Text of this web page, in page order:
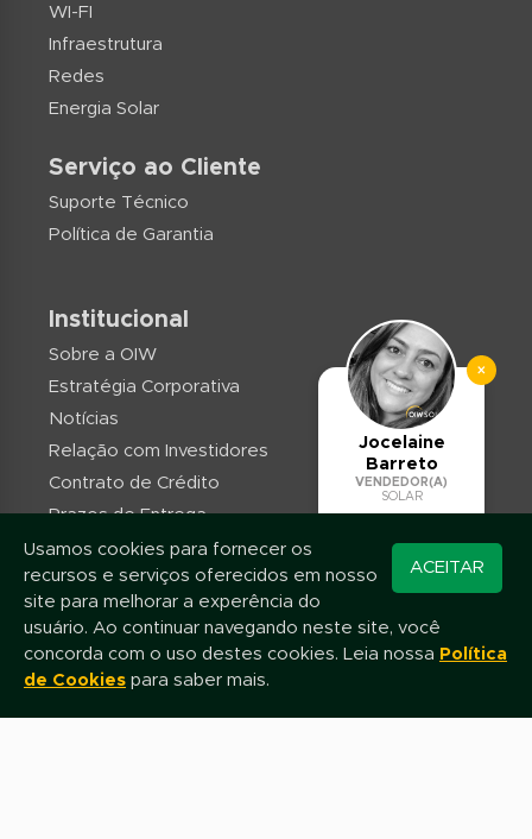
WI-FI
Infraestrutura
Redes
Energia Solar
Serviço ao Cliente
Suporte Técnico
Política de Garantia
Institucional
Sobre a OIW
Estratégia Corporativa
Notícias
Relação com Investidores
Contrato de Crédito
Prazos de Entrega
Trabalhe conosco
Contato
×
Jocelaine
Barreto
VENDEDOR(A)
SOLAR
WhatsApp
ACEITAR
Usamos cookies para fornecer os
recursos e serviços oferecidos em nosso
site para melhorar a experência do
usuário. Ao continuar navegando neste site, você
concorda com o uso destes cookies. Leia nossa Política
de Cookies para saber mais.